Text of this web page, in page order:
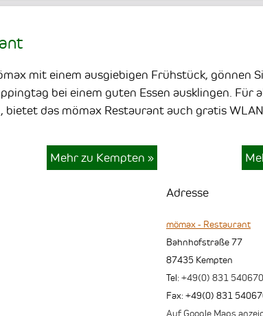
mit einem ausgiebigen Frühstück, gönnen
bei einem guten Essen ausklingen. Für
das mömax Restaurant auch gratis WLAN
Mehr zu Kempten »
Adresse
mömax - Restaurant
Bahnhofstraße 77
87435 Kempten
Tel: +49(0) 831
Fax: +49(0) 831
Auf Google Maps